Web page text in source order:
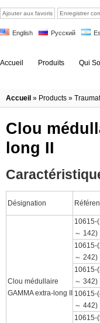
Ajouter aux favoris Enregistrer
English Русский
Accueil Produits Qui
Accueil » Products »
Clou
long II
Désignation
Clou médullaire
GAMMA extra-long II
10615-
～ 142)
10615-
～ 242)
10615-
～ 342)
10615-
～ 442)
10615-